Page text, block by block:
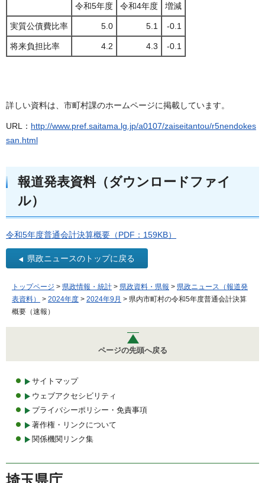
令和5年度 令和4年度 増減
実質公債費比率 5.0 5.1 -0.1
将来負担比率 4.2 4.3 -0.1
詳しい資料は、市町村課のホームページに掲載しています。
URL： http://www.pref.saitama.lg.jp/a0107/zaiseitantou/r5nendokes
san.html
報道発表資料（ダウンロードファイ
ル）
令和5年度普通会計決算概要（PDF：159KB）
県政ニュースのトップに戻る
トップページ > 県政情報・統計 > 県政資料・県報 > 県政ニュース（報道発
表資料）
> 2024年度 > 2024年9月 > 県内市町村の令和5年度普通会計決算
概要（速報）
ページの先頭へ戻る
サイトマップ
ウェブアクセシビリティ
プライバシーポリシー・免責事項
著作権・リンクについて
関係機関リンク集
埼玉県庁